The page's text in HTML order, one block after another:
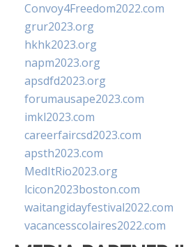
Convoy4Freedom2022.com
grur2023.org
hkhk2023.org
napm2023.org
apsdfd2023.org
forumausape2023.com
imkl2023.com
careerfaircsd2023.com
apsth2023.com
MedItRio2023.org
lcicon2023boston.com
waitangidayfestival2022.com
vacancesscolaires2022.com